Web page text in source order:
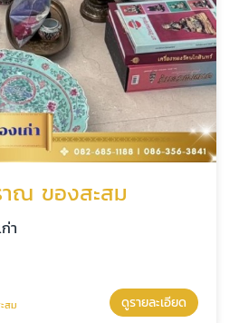
ณ ของสะสม
า
สม ดูรายละเอียด